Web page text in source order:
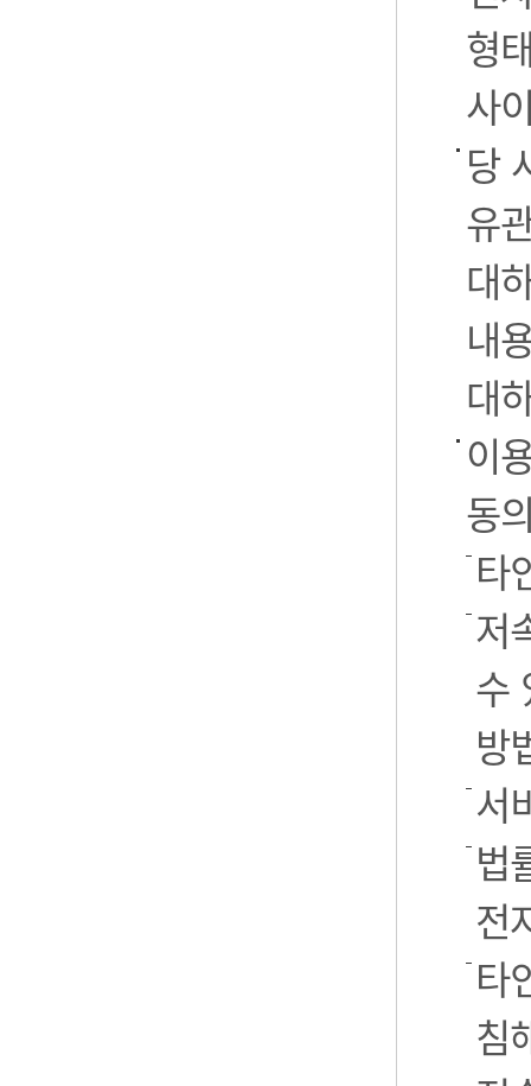
형
사
당
유
대
내
대
이
동
타
저
수
방
서
법
전
타
침